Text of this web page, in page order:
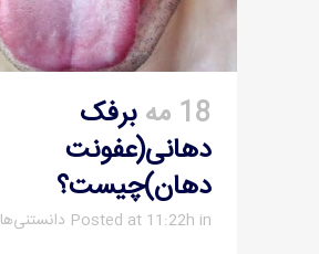
18 مه
برفک
دهانی(عفونت
دهان)چیست؟
Posted at 11:22h in دانستنی‌ها